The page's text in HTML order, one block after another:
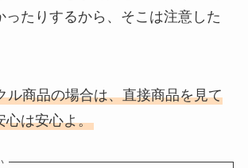
ったりするから、そこは注意した
ル商品の場合は、直接商品を見て
心は安心よ。